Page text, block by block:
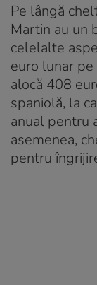
Pe lângă
Martin au un
celelalte
euro lunar
alocă 408
spaniolă, la
anual pentru
asemenea,
pentru